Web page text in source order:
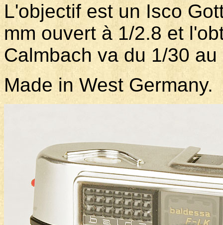
L'objectif est un Isco
mm ouvert à 1/2.8 et
Calmbach va du 1/30
Made in West Germany.